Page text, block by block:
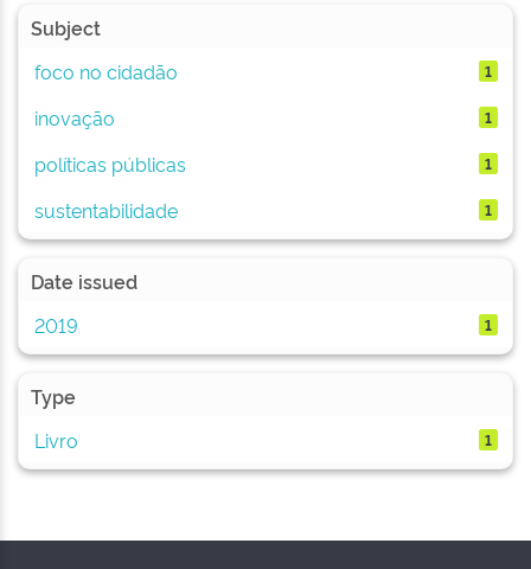
Subject
foco no cidadão
1
inovação 1
políticas públicas 1
sustentabilidade 1
Date issued
2019
1
Type
Livro
1